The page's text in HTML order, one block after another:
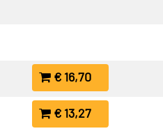
€ 16,70
€ 13,27